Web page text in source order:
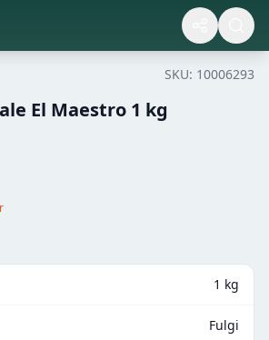
SKU: 10006293
El Maestro 1 kg
1 kg
Fulgi